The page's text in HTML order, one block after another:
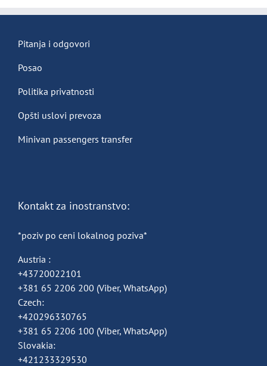
Pitanja i odgovori
Posao
Politika privatnosti
Opšti uslovi prevoza
Minivan passengers transfer
Kontakt za inostranstvo:
*poziv po ceni lokalnog poziva*
Austria :
+43720022101
+381 65 2206 200 (Viber, WhatsApp)
Czech:
+420296330765
+381 65 2206 100 (Viber, WhatsApp)
Slovakia:
+421233329530